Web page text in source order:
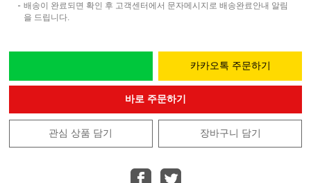
배송이 완료되면 확인 후 고객센터에서 문자메시지로 배송완료안내 알림
을 드립니다.
카카오톡 주문하기
바로 주문하기
관심 상품 담기 장바구니 담기